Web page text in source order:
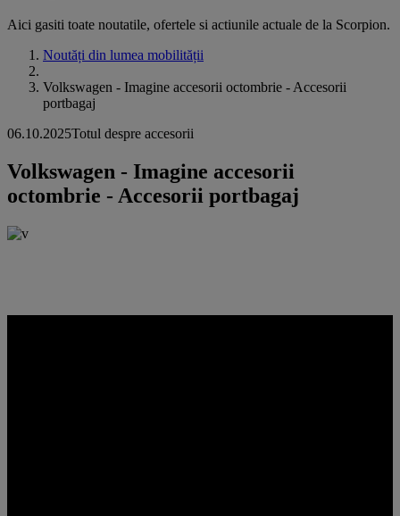
Aici gasiti toate noutatile, ofertele si actiunile actuale de la Scorpion.
Noutăți din lumea mobilității
Volkswagen - Imagine accesorii octombrie - Accesorii
portbagaj
06.10.2025Totul despre accesorii
Volkswagen - Imagine accesorii
octombrie - Accesorii portbagaj